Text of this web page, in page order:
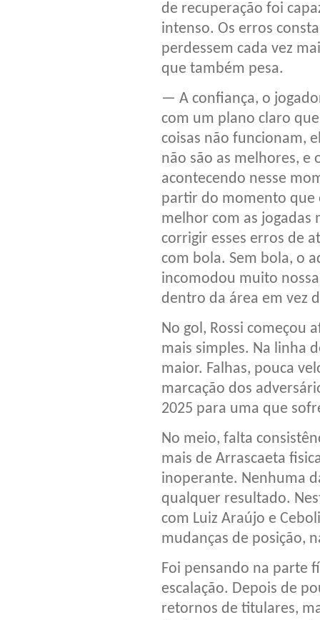
de recuperação foi
intenso. Os erros
perdessem cada vez
que também pesa.
— A confiança, o
com um plano claro
coisas não funcionam,
não são as melhores, e
acontecendo nesse
partir do momento que
melhor com as jogadas
corrigir esses erros de
com bola. Sem bola, o
incomodou muito
dentro da área em vez
No gol, Rossi começou
mais simples. Na linha
maior. Falhas, pouca
marcação dos
2025 para uma que
No meio, falta
mais de Arrascaeta
inoperante. Nenhuma
qualquer resultado.
com Luiz Araújo e
mudanças de posição,
Foi pensando na parte
escalação. Depois de
retornos de titulares,